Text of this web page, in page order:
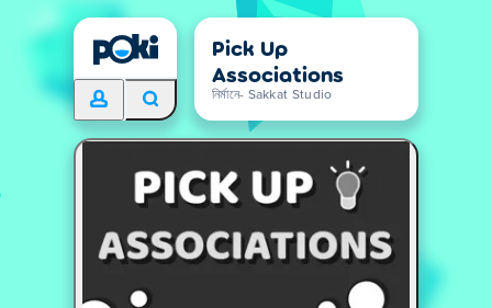
Pick Up
Associations
নির্মানে- Sakkat Studio